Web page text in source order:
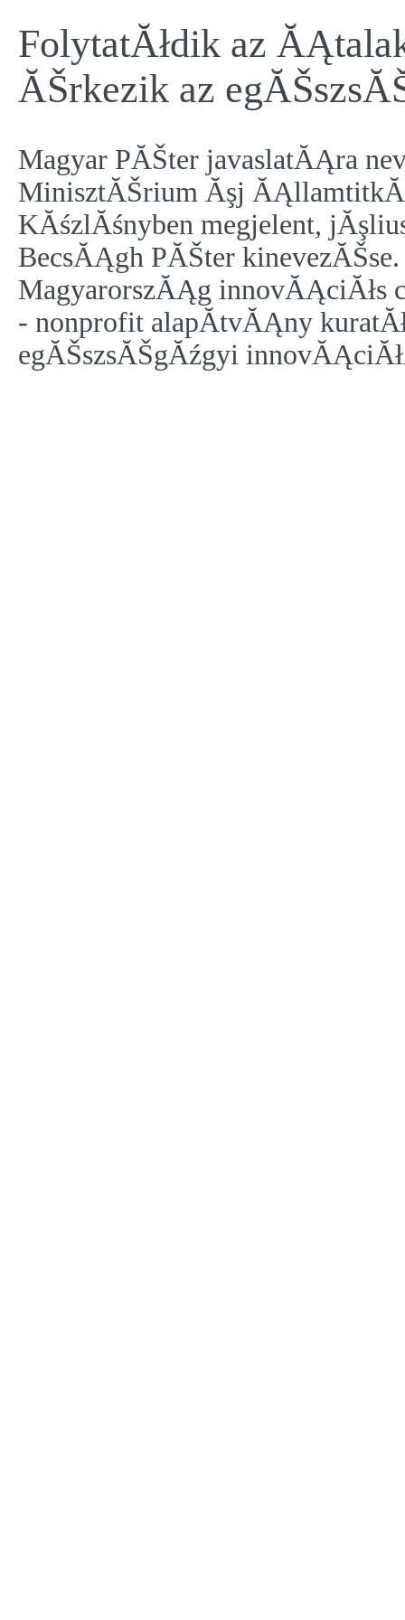
FolytatĂłdik az
ĂŠrkezik az
Magyar PĂŠter javaslatĂĄra
MinisztĂŠrium Ăşj
KĂśzlĂśnyben megjelent,
BecsĂĄgh PĂŠter
MagyarorszĂĄg innovĂĄciĂłs
- nonprofit alapĂ­tvĂĄny
egĂŠszsĂŠgĂźgyi